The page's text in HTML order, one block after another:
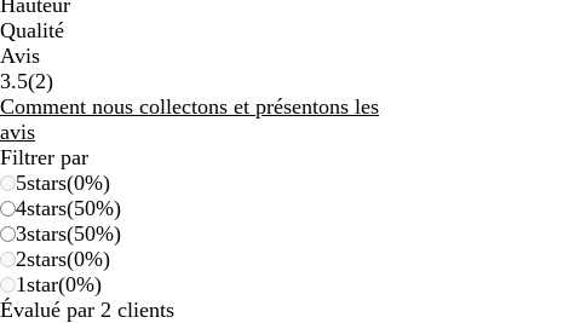
Qualité
Avis
3.5(22
avis
)
Comment nous collectons et présentons les
avis
Filtrer par
5stars(0%)
4stars(50%)
3stars(50%)
2stars(0%)
1star(0%)
Évalué par 2 clients